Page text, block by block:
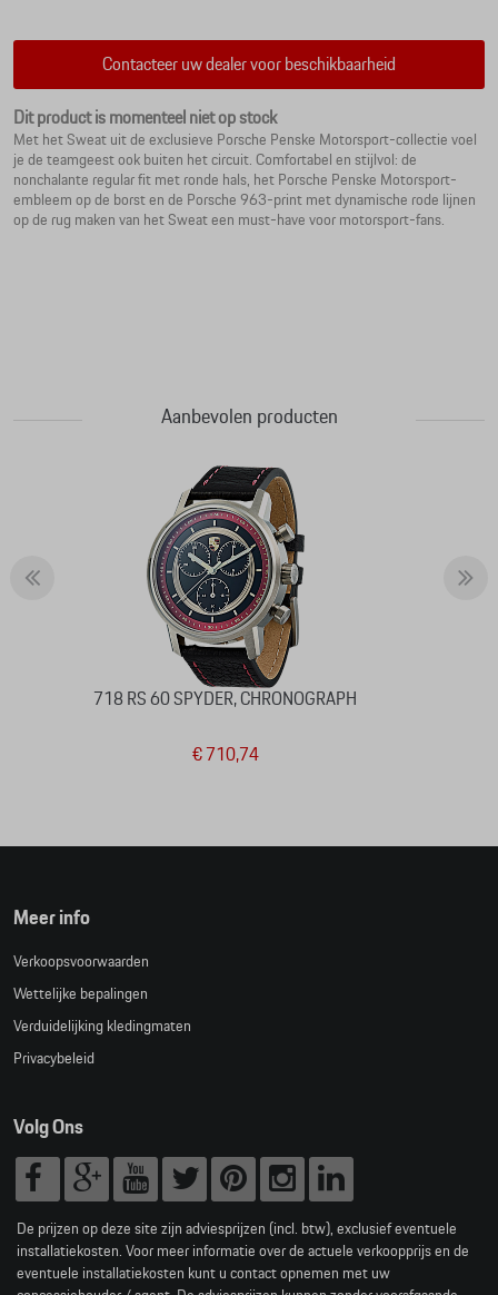
Sweat Penske - Motorsport - M
Sweat Penske - Motorsport - S
Contacteer uw dealer voor beschikbaarheid
Dit product is momenteel niet op stock
Met het Sweat uit de exclusieve Porsche Penske Motorsport-collectie voel
je de teamgeest ook buiten het circuit. Comfortabel en stijlvol: de
nonchalante regular fit met ronde hals, het Porsche Penske Motorsport-
embleem op de borst en de Porsche 963-print met dynamische rode lijnen
op de rug maken van het Sweat een must-have voor motorsport-fans.
Aanbevolen producten
718 RS 60 SPYDER, CHRONOGRAPH
€ 710,74
Meer info
Verkoopsvoorwaarden
Wettelijke bepalingen
Verduidelijking kledingmaten
Privacybeleid
Volg Ons
De prijzen op deze site zijn adviesprijzen (incl. btw), exclusief eventuele
installatiekosten. Voor meer informatie over de actuele verkoopprijs en de
eventuele installatiekosten kunt u contact opnemen met uw